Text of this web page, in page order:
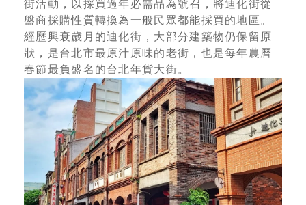
街活動，以採買過年必需品為號召，將迪化街從
盤商採購性質轉換為一般民眾都能採買的地區。
經歷興衰歲月的迪化街，大部分建築物仍保留原
狀，是台北市最原汁原味的老街，也是每年農曆
春節最負盛名的台北年貨大街。